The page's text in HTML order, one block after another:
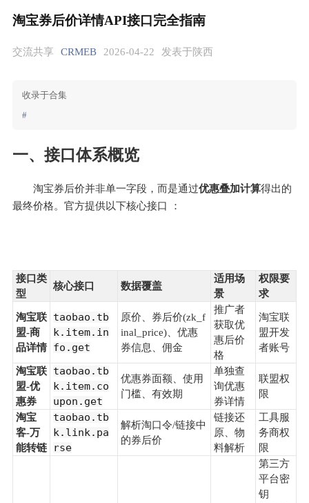
淘宝券后价详情API接口完全指南
交流共享 CRMEB 2026-04-22 发表于陕西
收录于合集
#
一、接口体系概览
淘宝券后价并非单一字段，而是通过优惠叠加计算得出的
最终价格。官方提供以下核心接口 ：
接口类
型
核心接口 数据覆盖
适用场
景
权限要
求
淘宝联
盟-商
品详情
taobao.tb
k.item.in
fo.get
原价、券后价(zk_f
inal_price)、优惠
券信息、佣金
推广者
获取优
惠后价
格
淘宝联
盟开发
者账号
淘宝联
盟-优
惠券
taobao.tb
k.item.co
upon.get
优惠券面额、使用
门槛、有效期
单独查
询优惠
券详情
联盟权
限
淘宝
客-万
能转链
taobao.tb
k.link.pa
rse
解析淘口令/链接中
的券后价
链接还
原、物
料解析
工具服
务商权
限
第三方
平台密
钥